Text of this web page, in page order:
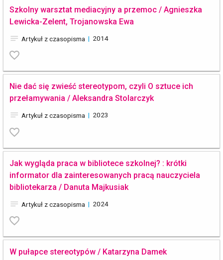
Szkolny warsztat mediacyjny a przemoc / Agnieszka
Lewicka-Zelent, Trojanowska Ewa
notes Artykuł z czasopisma | 2014
favorite_border
Nie dać się zwieść stereotypom, czyli O sztuce ich
przełamywania / Aleksandra Stolarczyk
notes Artykuł z czasopisma | 2023
favorite_border
Jak wygląda praca w bibliotece szkolnej? : krótki
informator dla zainteresowanych pracą nauczyciela
bibliotekarza / Danuta Majkusiak
notes Artykuł z czasopisma | 2024
favorite_border
W pułapce stereotypów / Katarzyna Damek